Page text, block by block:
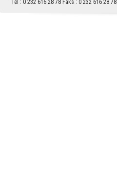
Tel : 0 232 616 28 78 Faks : 0 232 616 28 78